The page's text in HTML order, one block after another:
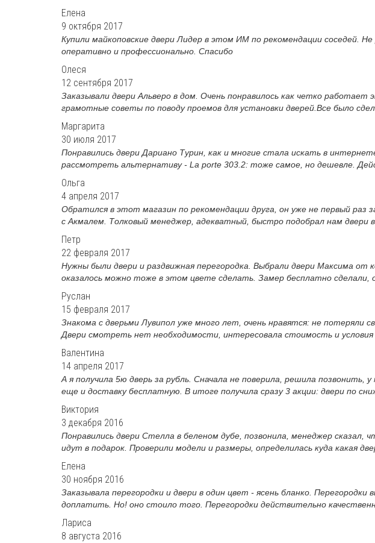
Елена
9 октября 2017
Купили майкоповские двери Лидер в этом ИМ по рекомендации соседей.
оперативно и профессионально. Спасибо
Олеся
12 сентября 2017
Заказывали двери Альверо в дом. Очень понравилось как четко
грамотные советы по поводу проемов для установки дверей.Все было
Маргарита
30 июля 2017
Понравились двери Дариано Турин, как и многие стала искать в
рассмотреть альтернативу - La porte 303.2: тоже самое, но дешевле.
Ольга
4 апреля 2017
Обратился в этот магазин по рекомендации друга, он уже не первый
с Акмалем. Толковый менеджер, адекватный, быстро подобрал нам двери
Петр
22 февраля 2017
Нужны были двери и раздвижная перегородка. Выбрали двери Максима
оказалось можно тоже в этом цвете сделать. Замер бесплатно сделали,
Руслан
15 февраля 2017
Знакома с дверьми Лувипол уже много лет, очень нравятся: не потеряли
Двери смотреть нет необходимости, интересовала стоимость и условия
Валентина
14 апреля 2017
А я получила 5ю дверь за рубль. Сначала не поверила, решила позвонить,
еще и доставку бесплатную. В итоге получила сразу 3 акции: двери по
Виктория
3 декабря 2016
Понравились двери Стелла в беленом дубе, позвонила, менеджер сказал,
идут в подарок. Проверили модели и размеры, определилась куда какая
Елена
30 ноября 2016
Заказывала перегородки и двери в один цвет - ясень бланко.
доплатить. Но! оно стоило того. Перегородки действительно
Лариса
8 августа 2016